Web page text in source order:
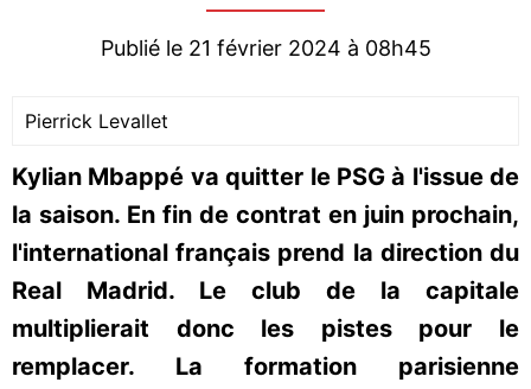
Publié le 21 février 2024 à 08h45
Pierrick Levallet
Kylian Mbappé va quitter le PSG à l'issue de
la saison. En fin de contrat en juin prochain,
l'international français prend la direction du
Real Madrid. Le club de la capitale
multiplierait donc les pistes pour le
remplacer. La formation parisienne